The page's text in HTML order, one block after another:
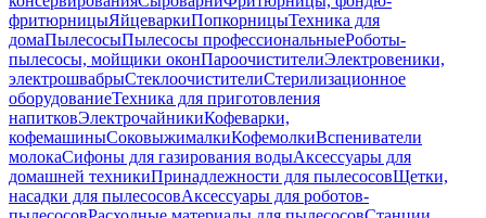
фритюрницыЯйцеваркиПопкорницыТехника для
домаПылесосыПылесосы профессиональныеРоботы-
пылесосы, мойщики оконПароочистителиЭлектровеники,
электрошвабрыСтеклоочистителиСтерилизационное
оборудованиеТехника для приготовления
напитковЭлектрочайникиКофеварки,
кофемашиныСоковыжималкиКофемолкиВспениватели
молокаСифоны для газирования водыАксессуары для
домашней техникиПринадлежности для пылесосовЩетки,
насадки для пылесосовАксессуары для роботов-